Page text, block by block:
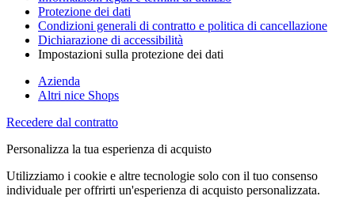
Protezione dei dati
Condizioni generali di contratto e politica di cancellazione
Dichiarazione di accessibilità
Impostazioni sulla protezione dei dati
Azienda
Altri nice Shops
Recedere dal contratto
Personalizza la tua esperienza di acquisto
Utilizziamo i cookie e altre tecnologie solo con il tuo consenso
individuale per offrirti un'esperienza di acquisto personalizzata.